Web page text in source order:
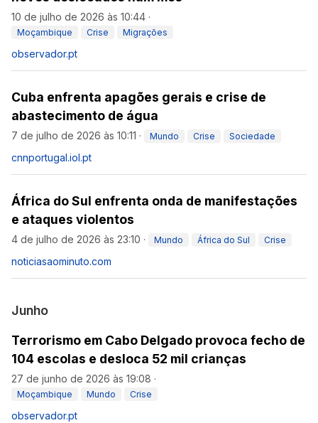
10 de julho de 2026 às 10:44 ·
Moçambique Crise Migrações
observador.pt
Cuba enfrenta apagões gerais e crise de
abastecimento de água
7 de julho de 2026 às 10:11 · Mundo Crise Sociedade
cnnportugal.iol.pt
África do Sul enfrenta onda de manifestações
e ataques violentos
4 de julho de 2026 às 23:10 · Mundo África do Sul Crise
noticiasaominuto.com
Junho
Terrorismo em Cabo Delgado provoca fecho de
104 escolas e desloca 52 mil crianças
27 de junho de 2026 às 19:08 ·
Moçambique Mundo Crise
observador.pt